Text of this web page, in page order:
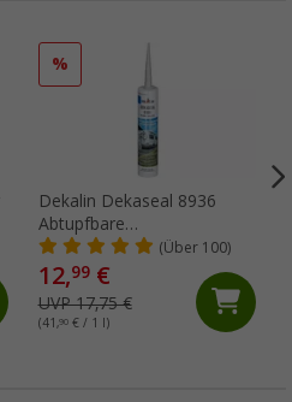
%
Dekalin Dekaseal 8936
Abtupfbare
Dichtungsmasse 310 ml
hellgrau
(Über 100)
12,99€
UVP 17,75 €
(41,90€ / 1 l)